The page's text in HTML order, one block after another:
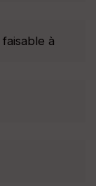
à